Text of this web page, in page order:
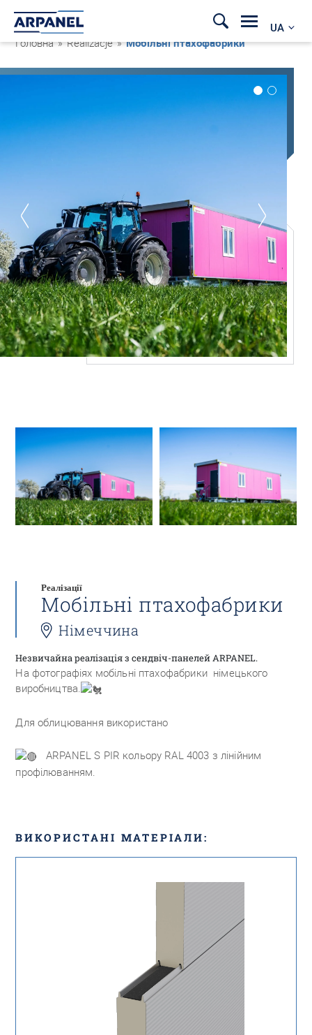
UA
Головна » Realizacje »Мобільні птахофабрики
Реалізації
Мобільні птахофабрики
Німеччина
Незвичайна реалізація з сендвіч-панелей ARPANEL.
На фотографіях мобільні птахофабрики німецького
виробництва.
Для облицювання використано
ARPANEL S PIR кольору RAL 4003 з лінійним
профілюванням.
ВИКОРИСТАНІ МАТЕРІАЛИ: